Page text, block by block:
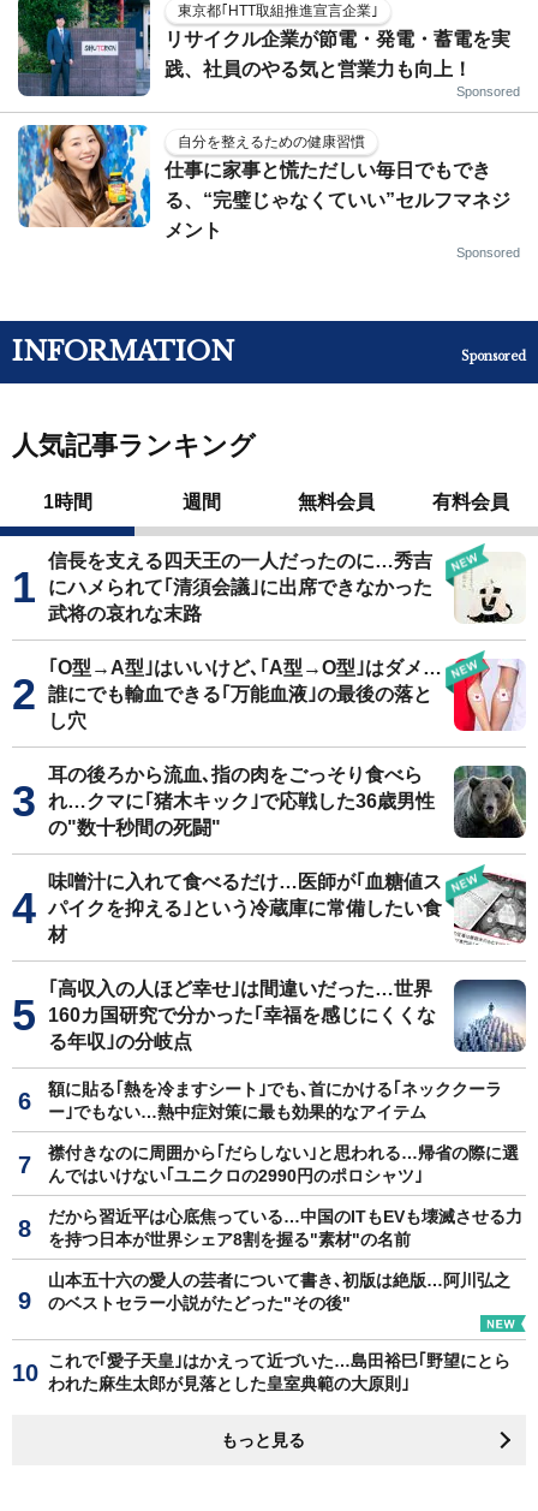
東京都｢HTT取組推進宣言企業｣
リサイクル企業が節電・発電・蓄電を実
践、社員のやる気と営業力も向上！
Sponsored
自分を整えるための健康習慣
仕事に家事と慌ただしい毎日でもでき
る、“完璧じゃなくていい”セルフマネジ
メント
Sponsored
INFORMATION Sponsored
人気記事ランキング
1時間 週間 無料会員 有料会員
信長を支える四天王の一人だったのに…秀吉
にハメられて｢清須会議｣に出席できなかった
武将の哀れな末路
｢O型→A型｣はいいけど､｢A型→O型｣はダメ…
誰にでも輸血できる｢万能血液｣の最後の落と
し穴
耳の後ろから流血､指の肉をごっそり食べら
れ…クマに｢猪木キック｣で応戦した36歳男性
の"数十秒間の死闘"
味噌汁に入れて食べるだけ…医師が｢血糖値ス
パイクを抑える｣という冷蔵庫に常備したい食
材
｢高収入の人ほど幸せ｣は間違いだった…世界
160カ国研究で分かった｢幸福を感じにくくな
る年収｣の分岐点
額に貼る｢熱を冷ますシート｣でも､首にかける｢ネッククーラ
ー｣でもない…熱中症対策に最も効果的なアイテム
襟付きなのに周囲から｢だらしない｣と思われる…帰省の際に選
んではいけない｢ユニクロの2990円のポロシャツ｣
だから習近平は心底焦っている…中国のITもEVも壊滅させる力
を持つ日本が世界シェア8割を握る"素材"の名前
山本五十六の愛人の芸者について書き､初版は絶版…阿川弘之
のベストセラー小説がたどった"その後"
これで｢愛子天皇｣はかえって近づいた…島田裕巳｢野望にとら
われた麻生太郎が見落とした皇室典範の大原則｣
もっと見る